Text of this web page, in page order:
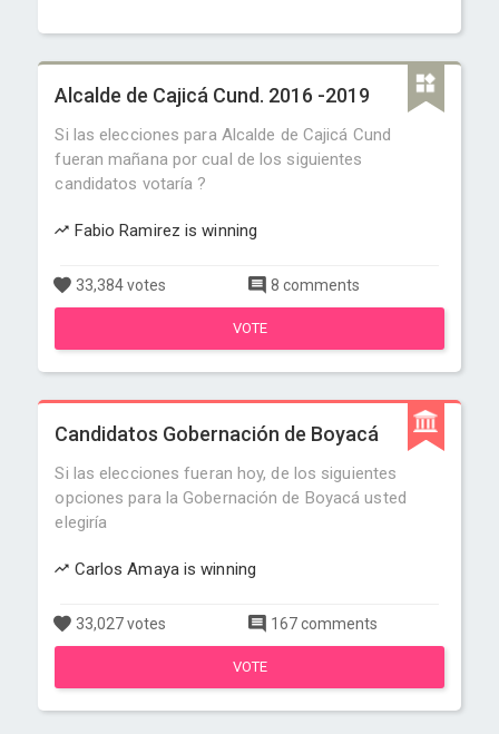
Alcalde de Cajicá Cund. 2016 -2019
Si las elecciones para Alcalde de Cajicá Cund
fueran mañana por cual de los siguientes
candidatos votaría ?
Fabio Ramirez is winning
33,384 votes 8 comments
VOTE
Candidatos Gobernación de Boyacá
Si las elecciones fueran hoy, de los siguientes
opciones para la Gobernación de Boyacá usted
elegiría
Carlos Amaya is winning
33,027 votes 167 comments
VOTE